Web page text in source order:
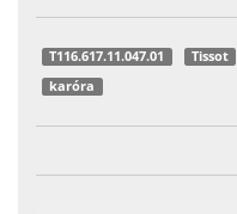
T116.617.11.047.01 Tissot
karóra